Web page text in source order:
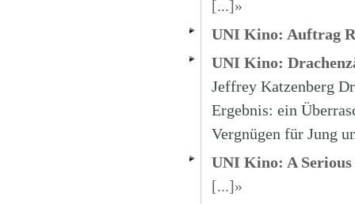
[...]»
UNI Kino: Auftrag
UNI Kino:
Jeffrey Katzenberg
Ergebnis: ein
Vergnügen für Jung
UNI Kino: A
[...]»